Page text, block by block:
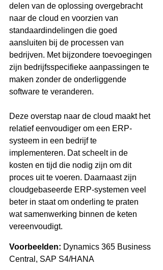
delen van de oplossing overgebracht
naar de cloud en voorzien van
standaardindelingen die goed
aansluiten bij de processen van
bedrijven. Met bijzondere toevoegingen
zijn bedrijfsspecifieke aanpassingen te
maken zonder de onderliggende
software te veranderen.
Deze overstap naar de cloud maakt het
relatief eenvoudiger om een ERP-
systeem in een bedrijf te
implementeren. Dat scheelt in de
kosten en tijd die nodig zijn om dit
proces uit te voeren. Daarnaast zijn
cloudgebaseerde ERP-systemen veel
beter in staat om onderling te praten
wat samenwerking binnen de keten
vereenvoudigt.
Voorbeelden: Dynamics 365 Business
Central, SAP S4/HANA